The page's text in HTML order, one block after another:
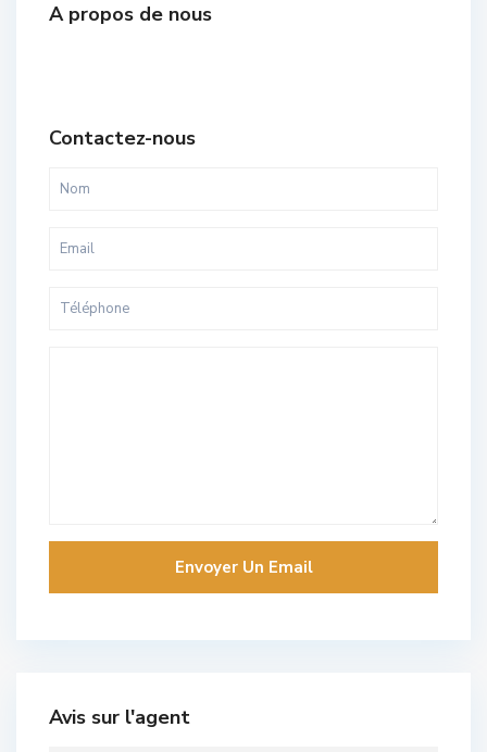
A propos de nous
Contactez-nous
Avis sur l'agent